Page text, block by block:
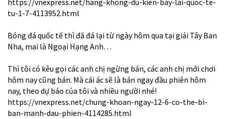
https://vnexpress.net/hang-khong-du-kien-bay-lai-quoc-te-
tu-1-7-4113952.html
Bóng đá quốc tế thì đã đá lại từ ngày hôm qua tại giải Tây Ban
Nha, mai là Ngoại Hạng Anh…
Thì tôi có kêu gọi các anh chị ngừng bán, các anh chị mới chơi
hôm nay cũng bán. Mà cái ác sẽ là bán ngay đầu phiên hôm
nay, theo dự báo của tôi và nhiều người nhé!
https://vnexpress.net/chung-khoan-ngay-12-6-co-the-bi-
ban-manh-dau-phien-4114285.html